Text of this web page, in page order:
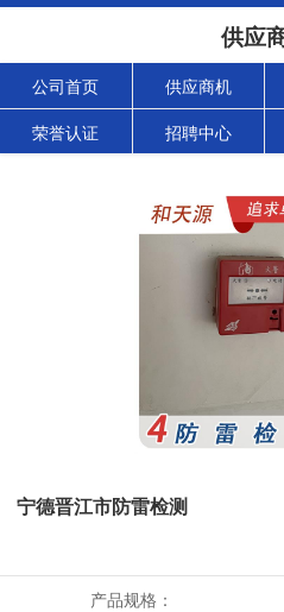
供应
公司首页 供应商机
荣誉认证 招聘中心
宁德晋江市防雷检测
产品规格：